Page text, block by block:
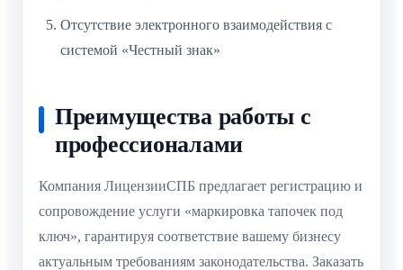
Отсутствие электронного взаимодействия с
системой «Честный знак»
Преимущества работы с
профессионалами
Компания ЛицензииСПБ предлагает регистрацию и
сопровождение услуги «маркировка тапочек под
ключ», гарантируя соответствие вашему бизнесу
актуальным требованиям законодательства. Заказать